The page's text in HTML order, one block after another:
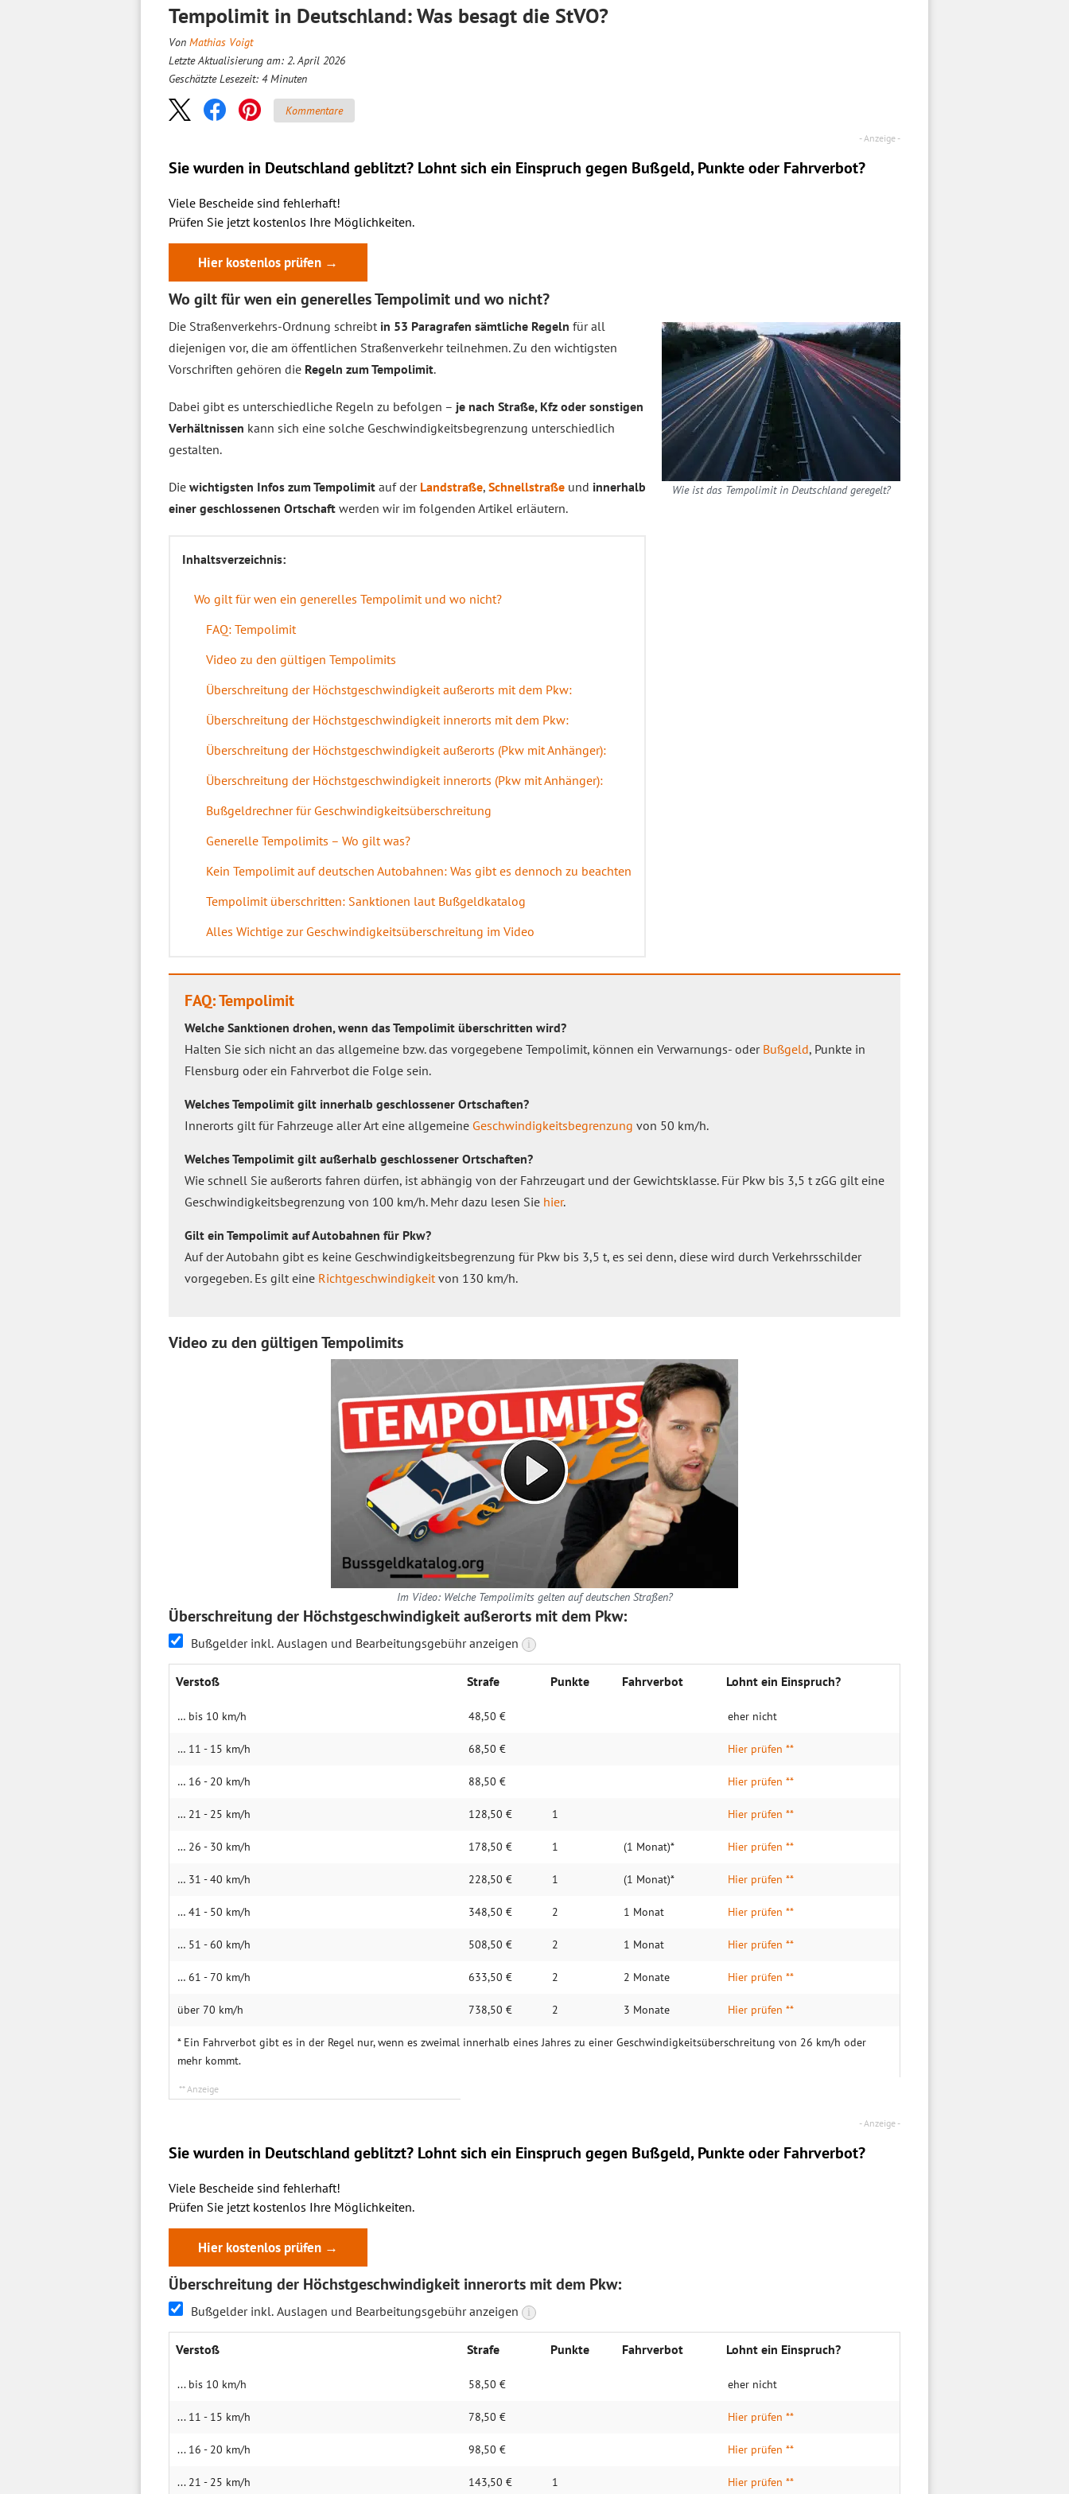
Tempolimit in Deutschland: Was besagt die StVO?
Von Mathias Voigt
Letzte Aktualisierung am: 2. April 2026
Geschätzte Lesezeit: 4 Minuten
Kommentare
Sie wurden in Deutschland geblitzt? Lohnt sich ein Einspruch gegen Bußgeld, Punkte oder Fahrverbot?
Viele Bescheide sind fehlerhaft!
Prüfen Sie jetzt kostenlos Ihre Möglichkeiten.
Hier kostenlos prüfen →
Wo gilt für wen ein generelles Tempolimit und wo nicht?
Wie ist das Tempolimit in Deutschland geregelt?
Die Straßenverkehrs-Ordnung schreibt in 53 Paragrafen sämtliche Regeln für all
diejenigen vor, die am öffentlichen Straßenverkehr teilnehmen. Zu den wichtigsten
Vorschriften gehören die Regeln zum Tempolimit.
Dabei gibt es unterschiedliche Regeln zu befolgen – je nach Straße, Kfz oder sonstigen
Verhältnissen kann sich eine solche Geschwindigkeitsbegrenzung unterschiedlich
gestalten.
Die wichtigsten Infos zum Tempolimit auf der Landstraße, Schnellstraße und innerhalb
einer geschlossenen Ortschaft werden wir im folgenden Artikel erläutern.
Inhaltsverzeichnis:
Wo gilt für wen ein generelles Tempolimit und wo nicht?
FAQ: Tempolimit
Video zu den gültigen Tempolimits
Überschreitung der Höchstgeschwindigkeit außerorts mit dem Pkw:
Überschreitung der Höchstgeschwindigkeit innerorts mit dem Pkw:
Überschreitung der Höchstgeschwindigkeit außerorts (Pkw mit Anhänger):
Überschreitung der Höchstgeschwindigkeit innerorts (Pkw mit Anhänger):
Bußgeldrechner für Geschwindigkeitsüberschreitung
Generelle Tempolimits – Wo gilt was?
Kein Tempolimit auf deutschen Autobahnen: Was gibt es dennoch zu beachten
Tempolimit überschritten: Sanktionen laut Bußgeldkatalog
Alles Wichtige zur Geschwindigkeitsüberschreitung im Video
FAQ: Tempolimit
Welche Sanktionen drohen, wenn das Tempolimit überschritten wird?
Halten Sie sich nicht an das allgemeine bzw. das vorgegebene Tempolimit, können ein Verwarnungs- oder Bußgeld, Punkte in
Flensburg oder ein Fahrverbot die Folge sein.
Welches Tempolimit gilt innerhalb geschlossener Ortschaften?
Innerorts gilt für Fahrzeuge aller Art eine allgemeine Geschwindigkeitsbegrenzung von 50 km/h.
Welches Tempolimit gilt außerhalb geschlossener Ortschaften?
Wie schnell Sie außerorts fahren dürfen, ist abhängig von der Fahrzeugart und der Gewichtsklasse. Für Pkw bis 3,5 t zGG gilt eine
Geschwindigkeitsbegrenzung von 100 km/h. Mehr dazu lesen Sie hier.
Gilt ein Tempolimit auf Autobahnen für Pkw?
Auf der Autobahn gibt es keine Geschwindigkeitsbegrenzung für Pkw bis 3,5 t, es sei denn, diese wird durch Verkehrsschilder
vorgegeben. Es gilt eine Richtgeschwindigkeitvon 130 km/h.
Video zu den gültigen Tempolimits
Im Video: Welche Tempolimits gelten auf deutschen Straßen?
Überschreitung der Höchstgeschwindigkeit außerorts mit dem Pkw:
Bußgelder inkl. Auslagen und Bearbeitungsgebühr anzeigen i
Verstoß Strafe Punkte Fahrverbot Lohnt ein Einspruch?
… bis 10 km/h 48,50 € eher nicht
… 11 - 15 km/h 68,50 € Hier prüfen **
… 16 - 20 km/h 88,50 € Hier prüfen **
… 21 - 25 km/h 128,50 € 1 Hier prüfen **
… 26 - 30 km/h 178,50 € 1 (1 Monat)* Hier prüfen **
… 31 - 40 km/h 228,50 € 1 (1 Monat)* Hier prüfen **
… 41 - 50 km/h 348,50 € 2 1 Monat Hier prüfen **
… 51 - 60 km/h 508,50 € 2 1 Monat Hier prüfen **
… 61 - 70 km/h 633,50 € 2 2 Monate Hier prüfen **
über 70 km/h 738,50 € 2 3 Monate Hier prüfen **
* Ein Fahrverbot gibt es in der Regel nur, wenn es zweimal innerhalb eines Jahres zu einer Geschwindigkeitsüberschreitung von 26 km/h oder
mehr kommt.
Sie wurden in Deutschland geblitzt? Lohnt sich ein Einspruch gegen Bußgeld, Punkte oder Fahrverbot?
Viele Bescheide sind fehlerhaft!
Prüfen Sie jetzt kostenlos Ihre Möglichkeiten.
Hier kostenlos prüfen →
Überschreitung der Höchstgeschwindigkeit innerorts mit dem Pkw:
Bußgelder inkl. Auslagen und Bearbeitungsgebühr anzeigen i
Verstoß Strafe Punkte Fahrverbot Lohnt ein Einspruch?
... bis 10 km/h 58,50 € eher nicht
... 11 - 15 km/h 78,50 € Hier prüfen **
... 16 - 20 km/h 98,50 € Hier prüfen **
... 21 - 25 km/h 143,50 € 1 Hier prüfen **